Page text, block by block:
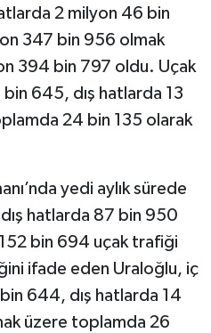
2 milyon 46 bin
347 bin 956 olmak
394 bin 797 oldu. Uçak
645, dış hatlarda 13
24 bin 135 olarak
yedi aylık sürede
hatlarda 87 bin 950
bin 694 uçak trafiği
ifade eden Uraloğlu, iç
644, dış hatlarda 14
üzere toplamda 26